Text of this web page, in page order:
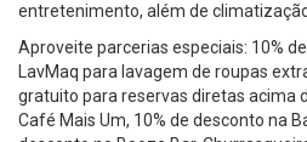
entretenimento, além de
Aproveite parcerias especiais: 10%
LavMaq para lavagem de roupas
gratuito para reservas diretas acima
Café Mais Um, 10% de desconto na